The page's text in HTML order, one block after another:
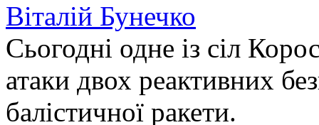
Віталій Бунечко
Сьогодні одне із сіл
атаки двох реактивних
балістичної ракети.